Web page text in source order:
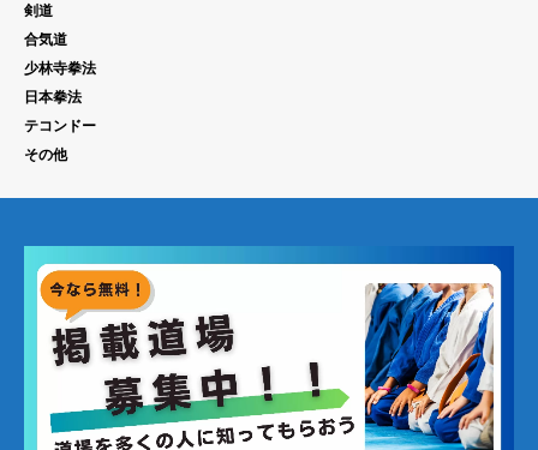
剣道
合気道
少林寺拳法
日本拳法
テコンドー
その他